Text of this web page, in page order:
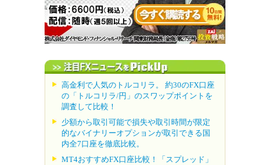
高金利で人気のトルコリラ。 約30のFX口座
の「トルコリラ/円」のスワップポイントを
調査して比較！
少額から取引可能で損失や取引時間が限定
的なバイナリーオプションが取引できる国
内全7口座を徹底比較。
MT4おすすめFX口座比較！「スプレッド」